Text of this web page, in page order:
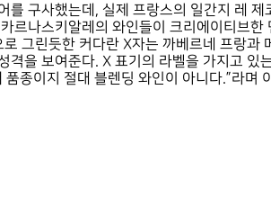
를 구사했는데, 실제 프랑스의 일간지 레
르나스키알레의 와인들이 크리에이티브
그린듯한 커다란 X자는 까베르네 프랑
격을 보여준다. X 표기의 라벨을 가지고
종이지 절대 블렌딩 와인이 아니다.”라